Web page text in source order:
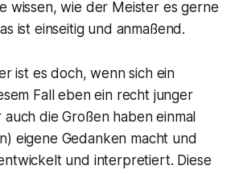
wissen, wie der Meister es gerne
ist einseitig und anmaßend.
ist es doch, wenn sich ein
Fall eben ein recht junger
auch die Großen haben einmal
eigene Gedanken macht und
und interpretiert. Diese